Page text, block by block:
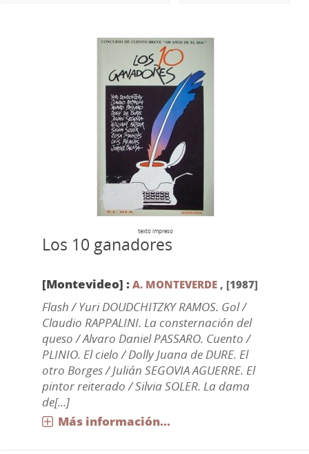
texto impreso
Los 10 ganadores
[Montevideo] : A. MONTEVERDE, [1987]
Flash / Yuri DOUDCHITZKY RAMOS. Gol /
Claudio RAPPALINI. La consternación del
queso / Alvaro Daniel PASSARO. Cuento /
PLINIO. El cielo / Dolly Juana de DURE. El
otro Borges / Julián SEGOVIA AGUERRE. El
pintor reiterado / Silvia SOLER. La dama
de[...]
Más información...